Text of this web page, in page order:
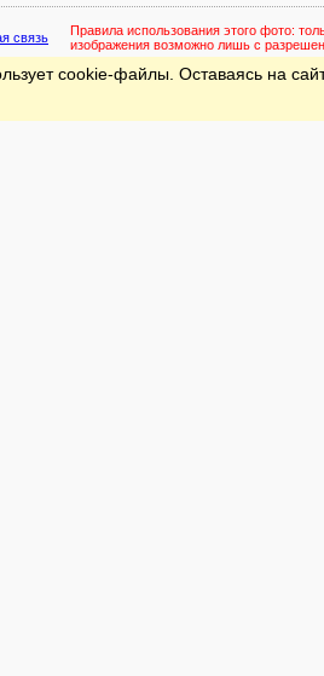
связь Правила использования этого фото:
изображения возможно лишь с
cookie-файлы. Оставаясь на